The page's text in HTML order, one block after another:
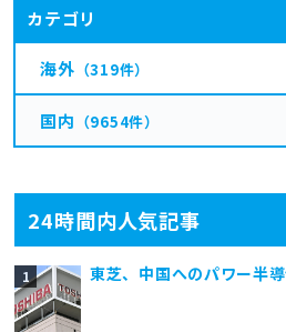
24時間内人気記事
東芝、中国へのパワー半
カテゴリ
海外 （319件）
国内 （9654件）